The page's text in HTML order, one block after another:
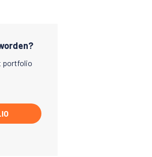
portfolio